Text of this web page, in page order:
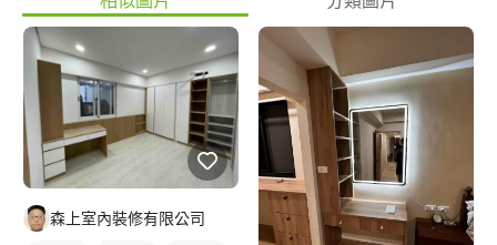
森上室內裝修有限公司